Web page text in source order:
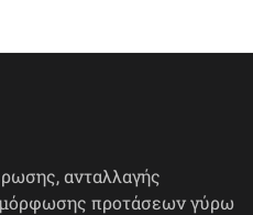
ανταλλαγής
προτάσεων γύρω